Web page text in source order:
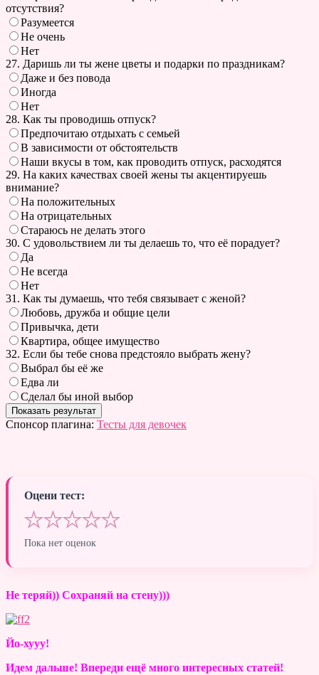
отсутствия?
Разумеется
Не очень
Нет
27. Даришь ли ты жене цветы и подарки по праздникам?
Даже и без повода
Иногда
Нет
28. Как ты проводишь отпуск?
Предпочитаю отдыхать с семьей
В зависимости от обстоятельств
Наши вкусы в том, как проводить отпуск, расходятся
29. На каких качествах своей жены ты акцентируешь
внимание?
На положительных
На отрицательных
Стараюсь не делать этого
30. С удовольствием ли ты делаешь то, что её порадует?
Да
Не всегда
Нет
31. Как ты думаешь, что тебя связывает с женой?
Любовь, дружба и общие цели
Привычка, дети
Квартира, общее имущество
32. Если бы тебе снова предстояло выбрать жену?
Выбрал бы её же
Едва ли
Сделал бы иной выбор
Спонсор плагина: Тесты для девочек
Оцени тест:
★★★★★
Пока нет оценок
Не теряй)) Сохраняй на стену)))
Йо-хууу!
Идем дальше! Впереди ещё много интересных статей!